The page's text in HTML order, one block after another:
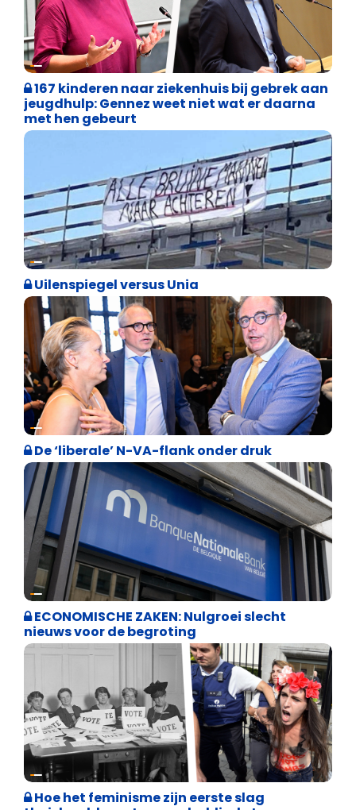
Binnenland politiek
167 kinderen naar ziekenhuis bij gebrek aan
jeugdhulp: Gennez weet niet wat er daarna
met hen gebeurt
Cultuuroorlog
Uilenspiegel versus Unia
Binnenland politiek
De ‘liberale’ N-VA-flank onder druk
Binnenland politiek
ECONOMISCHE ZAKEN: Nulgroei slecht
nieuws voor de begroting
Cultuuroorlog
Hoe het feminisme zijn eerste slag